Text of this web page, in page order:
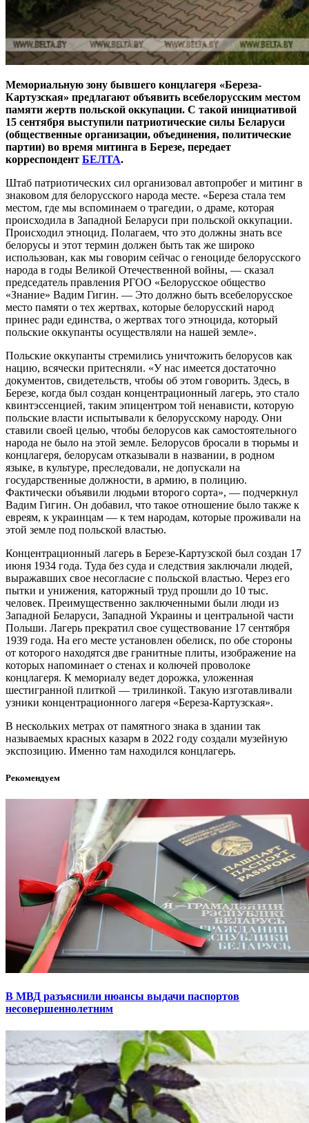
Мемориальную зону бывшего концлагеря «Береза-
Картузская» предлагают объявить всебелорусским местом
памяти жертв польской оккупации. С такой инициативой
15 сентября выступили патриотические силы Беларуси
(общественные организации, объединения, политические
партии) во время митинга в Березе, передает
корреспондент БЕЛТА.
Штаб патриотических сил организовал автопробег и митинг в
знаковом для белорусского народа месте. «Береза стала тем
местом, где мы вспоминаем о трагедии, о драме, которая
происходила в Западной Беларуси при польской оккупации.
Происходил этноцид. Полагаем, что это должны знать все
белорусы и этот термин должен быть так же широко
использован, как мы говорим сейчас о геноциде белорусского
народа в годы Великой Отечественной войны, — сказал
председатель правления РГОО «Белорусское общество
«Знание» Вадим Гигин. — Это должно быть всебелорусское
место памяти о тех жертвах, которые белорусский народ
принес ради единства, о жертвах того этноцида, который
польские оккупанты осуществляли на нашей земле».
Польские оккупанты стремились уничтожить белорусов как
нацию, всячески притесняли. «У нас имеется достаточно
документов, свидетельств, чтобы об этом говорить. Здесь, в
Березе, когда был создан концентрационный лагерь, это стало
квинтэссенцией, таким эпицентром той ненависти, которую
польские власти испытывали к белорусскому народу. Они
ставили своей целью, чтобы белорусов как самостоятельного
народа не было на этой земле. Белорусов бросали в тюрьмы и
концлагеря, белорусам отказывали в названии, в родном
языке, в культуре, преследовали, не допускали на
государственные должности, в армию, в полицию.
Фактически объявили людьми второго сорта», — подчеркнул
Вадим Гигин. Он добавил, что такое отношение было также к
евреям, к украинцам — к тем народам, которые проживали на
этой земле под польской властью.
Концентрационный лагерь в Березе-Картузской был создан 17
июня 1934 года. Туда без суда и следствия заключали людей,
выражавших свое несогласие с польской властью. Через его
пытки и унижения, каторжный труд прошли до 10 тыс.
человек. Преимущественно заключенными были люди из
Западной Беларуси, Западной Украины и центральной части
Польши. Лагерь прекратил свое существование 17 сентября
1939 года. На его месте установлен обелиск, по обе стороны
от которого находятся две гранитные плиты, изображение на
которых напоминает о стенах и колючей проволоке
концлагеря. К мемориалу ведет дорожка, уложенная
шестигранной плиткой — трилинкой. Такую изготавливали
узники концентрационного лагеря «Береза-Картузская».
В нескольких метрах от памятного знака в здании так
называемых красных казарм в 2022 году создали музейную
экспозицию. Именно там находился концлагерь.
Рекомендуем
В МВД разъяснили нюансы выдачи паспортов
несовершеннолетним